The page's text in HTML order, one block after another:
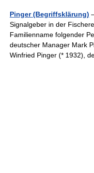
Pinger (Begriffsklärung)
Signalgeber in der
Familienname folgender
deutscher Manager Mark
Winfried Pinger (* 1932),